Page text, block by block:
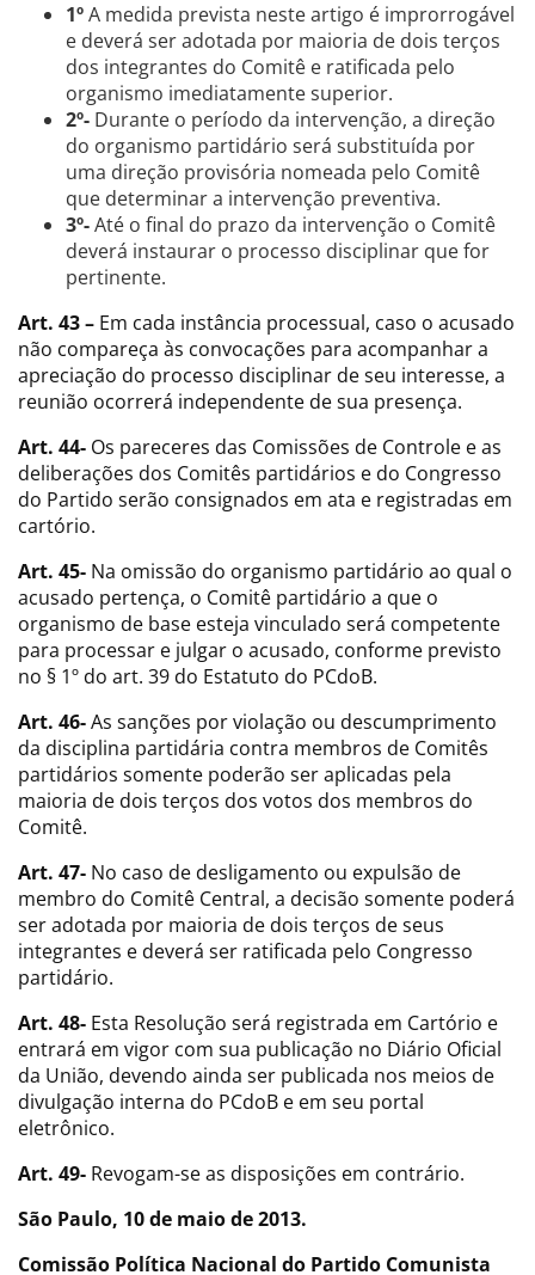
1ºA medida prevista neste artigo é improrrogável
e deverá ser adotada por maioria de dois terços
dos integrantes do Comitê e ratificada pelo
organismo imediatamente superior.
2º- Durante o período da intervenção, a direção
do organismo partidário será substituída por
uma direção provisória nomeada pelo Comitê
que determinar a intervenção preventiva.
3º-Até o final do prazo da intervenção o Comitê
deverá instaurar o processo disciplinar que for
pertinente.
Art. 43 – Em cada instância processual, caso o acusado
não compareça às convocações para acompanhar a
apreciação do processo disciplinar de seu interesse, a
reunião ocorrerá independente de sua presença.
Art. 44- Os pareceres das Comissões de Controle e as
deliberações dos Comitês partidários e do Congresso
do Partido serão consignados em ata e registradas em
cartório.
Art. 45- Na omissão do organismo partidário ao qual o
acusado pertença, o Comitê partidário a que o
organismo de base esteja vinculado será competente
para processar e julgar o acusado, conforme previsto
no § 1º do art. 39 do Estatuto do PCdoB.
Art. 46-As sanções por violação ou descumprimento
da disciplina partidária contra membros de Comitês
partidários somente poderão ser aplicadas pela
maioria de dois terços dos votos dos membros do
Comitê.
Art. 47- No caso de desligamento ou expulsão de
membro do Comitê Central, a decisão somente poderá
ser adotada por maioria de dois terços de seus
integrantes e deverá ser ratificada pelo Congresso
partidário.
Art. 48- Esta Resolução será registrada em Cartório e
entrará em vigor com sua publicação no Diário Oficial
da União, devendo ainda ser publicada nos meios de
divulgação interna do PCdoB e em seu portal
eletrônico.
Art. 49- Revogam-se as disposições em contrário.
São Paulo, 10 de maio de 2013.
Comissão Política Nacional do Partido Comunista